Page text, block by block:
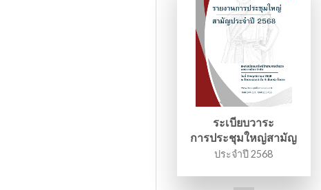
ระเบียบวาระ
การประชุมใหญ่สามัญ
ประจำปี 2568